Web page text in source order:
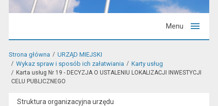
Menu
Strona główna
URZĄD MIEJSKI
Wykaz spraw i sposób ich załatwiania
Karty usług
Karta usług Nr 19 - DECYZJA O USTALENIU LOKALIZACJI INWESTYCJI
CELU PUBLICZNEGO
Struktura organizacyjna urzędu